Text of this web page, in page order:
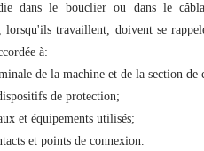
dans le bouclier ou dans le
travaillent, doivent se
à:
de la machine et de la section de
de protection;
et équipements utilisés;
et points de connexion.